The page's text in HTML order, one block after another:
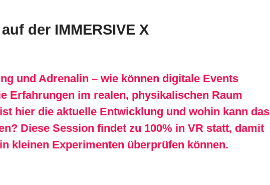
der IMMERSIVE X
und Adrenalin – wie können digitale Events
Erfahrungen im realen, physikalischen Raum
hier die aktuelle Entwicklung und wohin kann das
Diese Session findet zu 100% in VR statt, damit
kleinen Experimenten überprüfen können.